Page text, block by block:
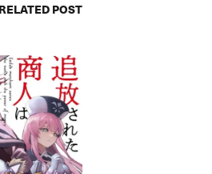
RELATED POST